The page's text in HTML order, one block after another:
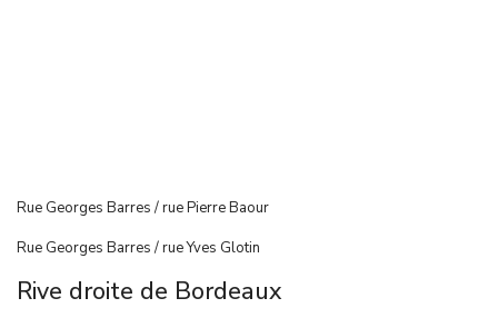
Rue Georges Barres / rue Pierre Baour
Rue Georges Barres / rue Yves Glotin
Rive droite de Bordeaux